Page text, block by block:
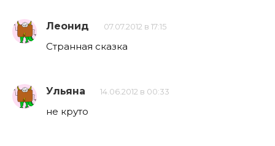
Леонид 07.07.2012 в 17:15
Странная сказка
Ульяна 14.06.2012 в 00:33
не круто